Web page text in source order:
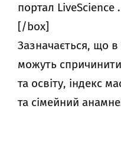
портал LiveScienсе .
[/box]
Зазначається, що
можуть
та освіту, індекс
та сімейний